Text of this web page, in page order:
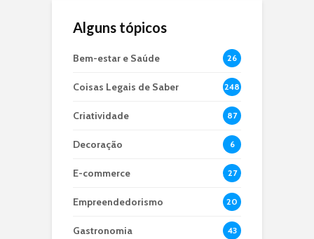
Alguns tópicos
Bem-estar e Saúde 26
Coisas Legais de Saber 248
Criatividade 87
Decoração 6
E-commerce 27
Empreendedorismo 20
Gastronomia 43